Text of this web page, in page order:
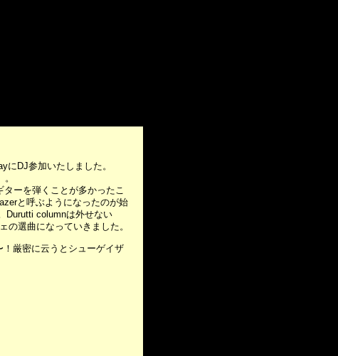
DJ参加いたしました。
ーを弾くことが多かったこ
と呼ぶようになったのが始
Durutti columnは外せない
の選曲になっていきました。
厳密に云うとシューゲイザ